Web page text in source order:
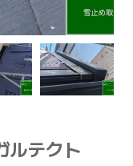
。
ルテクト